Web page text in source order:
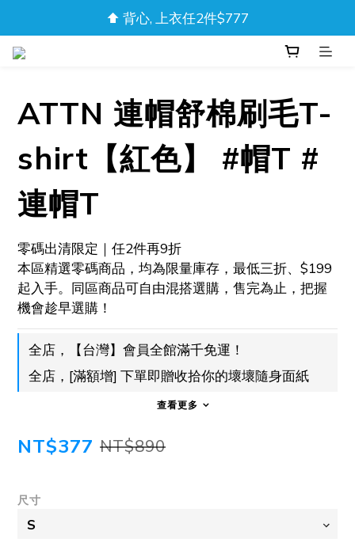
❚❘ 輸入會員限定碼「DAD20」內著、短褲享8折 ❘❚
❚❘ 輸入會員限定碼「DAD20」內著、短褲享8折 ❘❚
❚❘ 輸入會員限定碼「DAD20」內著、短褲享8折 ❘❚
ATTN 連帽舒棉刷毛T-
shirt【紅色】 #帽T #
連帽T
零碼出清限定｜任2件再9折
本區精選零碼商品，均為限量庫存，最低三折、$199
起入手。同區商品可自由混搭選購，售完為止，把握
機會趁早選購！
全店，【台灣】會員全館滿千免運！
全店，[滿額增] 下單即贈收拾你的壞壞隨身面紙
查看更多
NT$377 NT$890
尺寸